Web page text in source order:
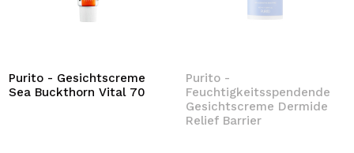
Purito - Gesichtscreme
Sea Buckthorn Vital 70
Purito -
Feuchtigkeitsspendende
Gesichtscreme Dermide
Relief Barrier